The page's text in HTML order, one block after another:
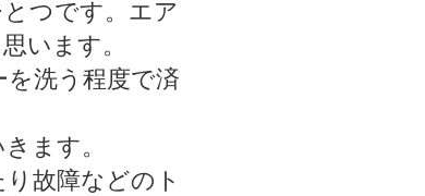
つです。エア
います。
洗う程度で済
ます。
故障などのト